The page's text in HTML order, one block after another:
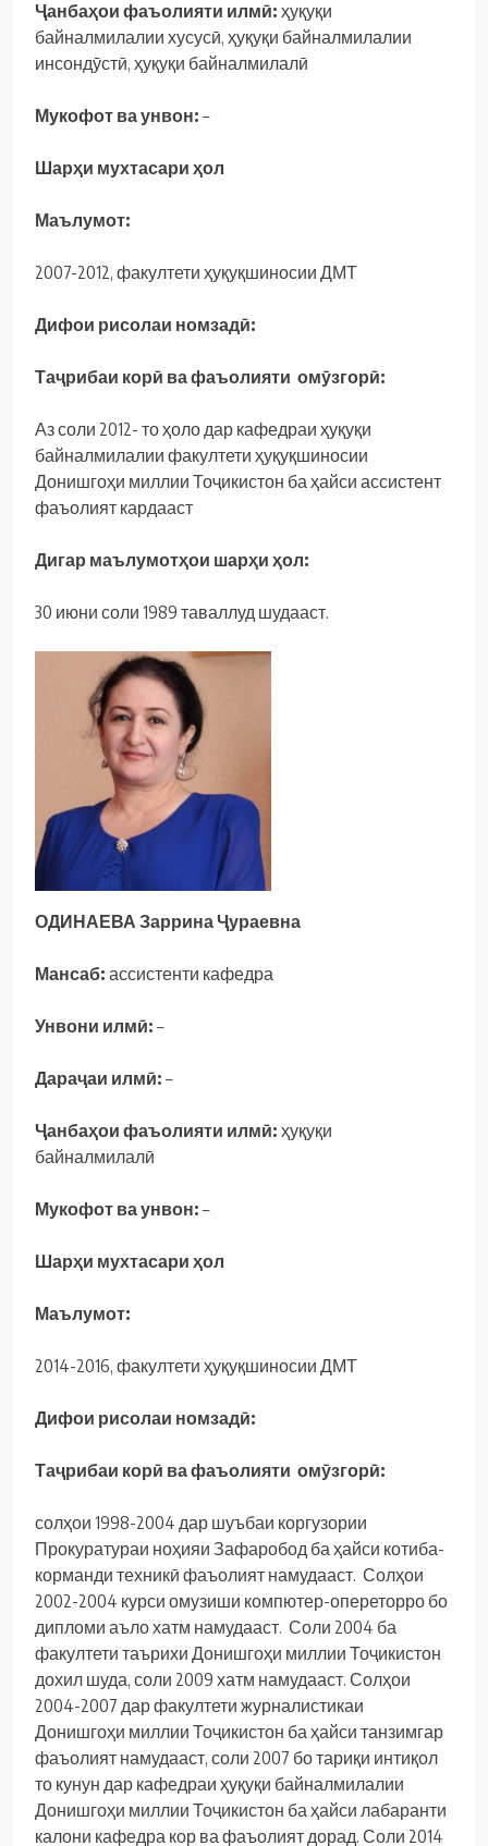
Ҷанбаҳои фаъолияти илмӣ: ҳуқуқи
байналмилалии хусусӣ, ҳуқуқи байналмилалии
инсондӯстӣ, ҳуқуқи байналмилалӣ
Мукофот ва унвон: –
Шарҳи мухтасари ҳол
Маълумот:
2007-2012, факултети ҳуқуқшиносии ДМТ
Дифои рисолаи номзадӣ:
Таҷрибаи корӣ ва фаъолияти омӯзгорӣ:
Аз соли 2012- то ҳоло дар кафедраи ҳуқуқи
байналмилалии факултети ҳуқуқшиносии
Донишгоҳи миллии Тоҷикистон ба ҳайси ассистент
фаъолият кардааст
Дигар маълумотҳои шарҳи ҳол:
30 июни соли 1989 таваллуд шудааст.
ОДИНАЕВА Заррина Ҷураевна
Мансаб: ассистенти кафедра
Унвони илмӣ: –
Дараҷаи илмӣ: –
Ҷанбаҳои фаъолияти илмӣ: ҳуқуқи
байналмилалӣ
Мукофот ва унвон: –
Шарҳи мухтасари ҳол
Маълумот:
2014-2016, факултети ҳуқуқшиносии ДМТ
Дифои рисолаи номзадӣ:
Таҷрибаи корӣ ва фаъолияти омӯзгорӣ:
солҳои 1998-2004 дар шуъбаи коргузории
Прокуратураи ноҳияи Зафаробод ба ҳайси котиба-
корманди техникӣ фаъолият намудааст. Солҳои
2002-2004 курси омузиши компютер-опереторро бо
дипломи аъло хатм намудааст. Соли 2004 ба
факултети таърихи Донишгоҳи миллии Тоҷикистон
дохил шуда, соли 2009 хатм намудааст. Солҳои
2004-2007 дар факултети журналистикаи
Донишгоҳи миллии Тоҷикистон ба ҳайси танзимгар
фаъолият намудааст, соли 2007 бо тариқи интиқол
то кунун дар кафедраи ҳуқуқи байналмилалии
Донишгоҳи миллии Тоҷикистон ба ҳайси лабаранти
калони кафедра кор ва фаъолият дорад. Соли 2014